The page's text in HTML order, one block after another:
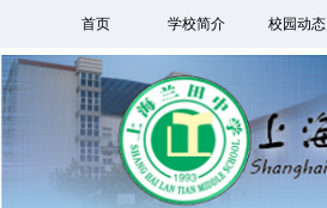
首页 学校简介 校园动态